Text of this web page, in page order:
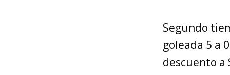
Segundo
goleada 5 a
descuento a